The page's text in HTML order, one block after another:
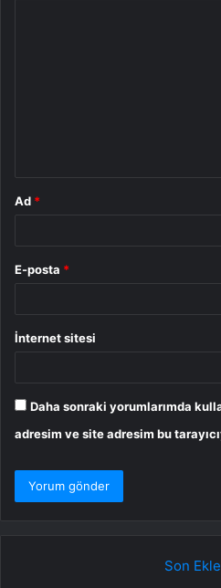
Ad *
E-posta *
İnternet sitesi
Daha sonraki yorumlarımda
adresim ve site adresim bu
Son